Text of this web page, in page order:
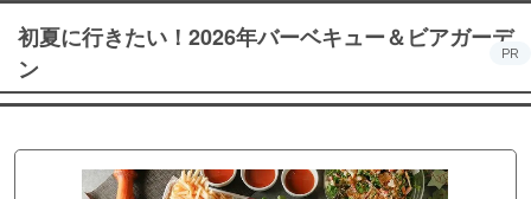
初夏に行きたい！2026年バーベキュー＆ビアガーデ
ン
PR